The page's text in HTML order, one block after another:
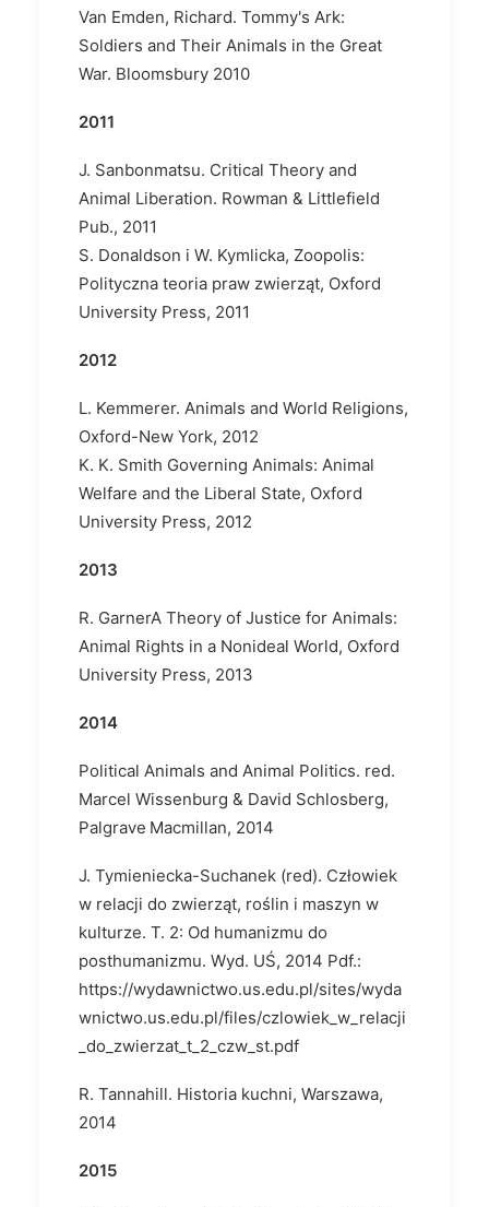
Van Emden, Richard. Tommy's Ark:
Soldiers and Their Animals in the Great
War. Bloomsbury 2010
2011
J. Sanbonmatsu. Critical Theory and
Animal Liberation. Rowman & Littlefield
Pub., 2011
S. Donaldson i W. Kymlicka, Zoopolis:
Polityczna teoria praw zwierząt, Oxford
University Press, 2011
2012
L. Kemmerer. Animals and World Religions,
Oxford-New York, 2012
K. K. Smith Governing Animals: Animal
Welfare and the Liberal State, Oxford
University Press, 2012
2013
R. GarnerA Theory of Justice for Animals:
Animal Rights in a Nonideal World, Oxford
University Press, 2013
2014
Political Animals and Animal Politics. red.
Marcel Wissenburg & David Schlosberg,
Palgrave Macmillan, 2014
J. Tymieniecka-Suchanek (red). Człowiek
w relacji do zwierząt, roślin i maszyn w
kulturze. T. 2: Od humanizmu do
posthumanizmu. Wyd. UŚ, 2014 Pdf.:
https://wydawnictwo.us.edu.pl/sites/wyda
wnictwo.us.edu.pl/files/czlowiek_w_relacji
_do_zwierzat_t_2_czw_st.pdf
R. Tannahill. Historia kuchni, Warszawa,
2014
2015